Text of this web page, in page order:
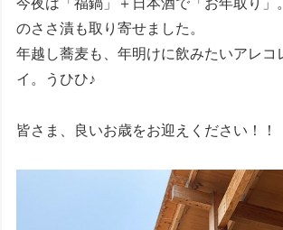
今夜は「福鍋」＋日本酒で「お年取り」
のささ漬も取り寄せました。
年越し蕎麦も、年明けに飲みたいアレコ
イ。うひひ♪
皆さま、良いお歳をお迎えください！！